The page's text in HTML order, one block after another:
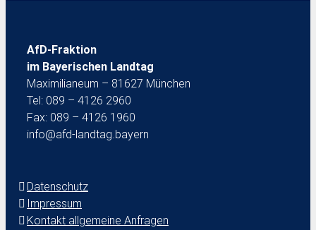
AfD-Fraktion
im Bayerischen Landtag
Maximilianeum – 81627 München
Tel: 089 – 4126 2960
Fax: 089 – 4126 1960
info@afd-landtag.bayern
Datenschutz
Impressum
Kontakt allgemeine Anfragen